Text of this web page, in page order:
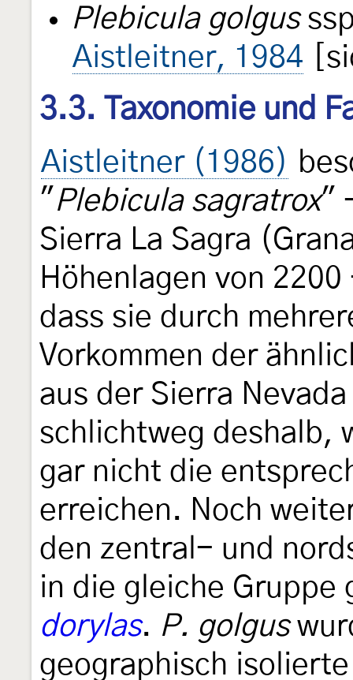
Plebicula golgus
Aistleitner, 1984
3.3. Taxonomie und
Aistleitner (1986)
" Plebicula sagratrox"
Sierra La Sagra
Höhenlagen von
dass sie durch
Vorkommen der
aus der Sierra
schlichtweg deshalb,
gar nicht die
erreichen. Noch
den zentral- und
in die gleiche Gruppe
dorylas. P. golgus
geographisch